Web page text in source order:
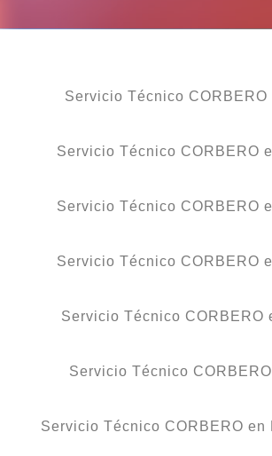
Servicio Técnico CORBERO
Servicio Técnico CORBERO
Servicio Técnico CORBERO
Servicio Técnico CORBERO
Servicio Técnico CORBERO
Servicio Técnico
Servicio Técnico CORBERO en